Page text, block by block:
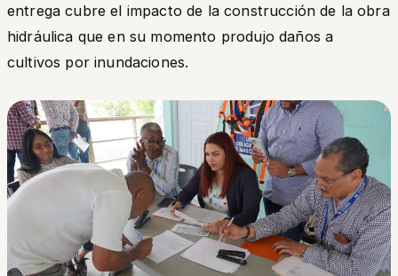
entrega cubre el impacto de la construcción de la obra
hidráulica que en su momento produjo daños a
cultivos por inundaciones.